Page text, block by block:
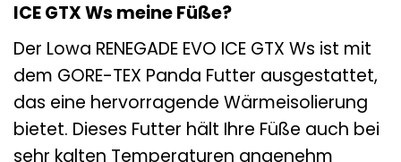
ICE GTX Ws meine Füße?
Der Lowa RENEGADE EVO ICE GTX Ws ist mit
dem GORE-TEX Panda Futter ausgestattet,
das eine hervorragende Wärmeisolierung
bietet. Dieses Futter hält Ihre Füße auch bei
sehr kalten Temperaturen angenehm